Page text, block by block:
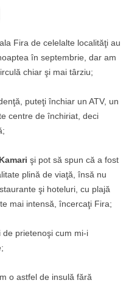
Fira de celelalte localităţi au
în septembrie, dar am
chiar şi mai târziu;
puteţi închiar un ATV, un
centre de închiriat, deci
Kamari şi pot să spun că a fost
plină de viaţă, însă nu
şi hoteluri, cu plajă
mai intensă, încercaţi Fira;
prietenoşi cum mi-i
o astfel de insulă fără